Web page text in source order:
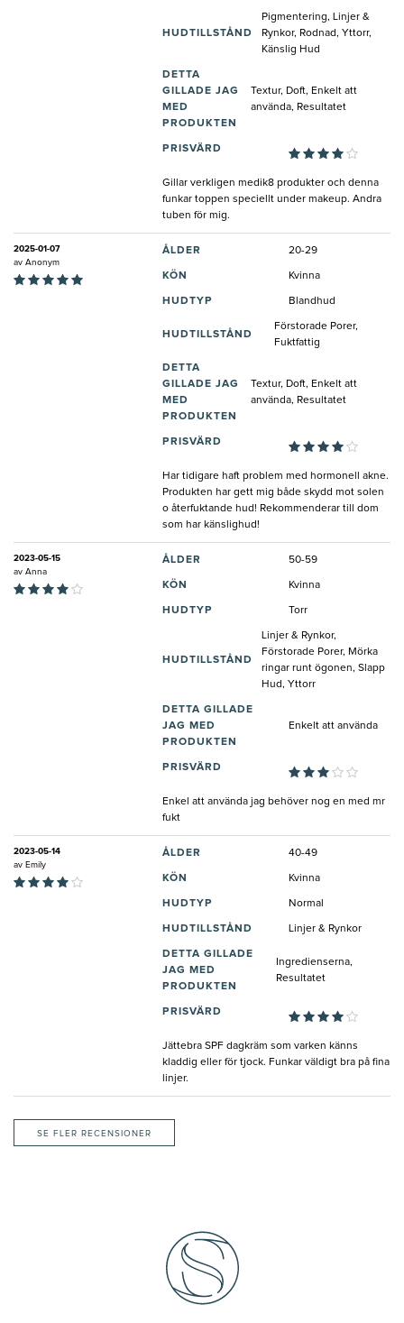
HUDTILLSTÅND
Pigmentering, Linjer &
Rynkor, Rodnad, Yttorr,
Känslig Hud
DETTA
GILLADE JAG
MED
PRODUKTEN
Textur, Doft, Enkelt att
använda, Resultatet
PRISVÄRD
Gillar verkligen medik8 produkter och denna
funkar toppen speciellt under makeup. Andra
tuben för mig.
2025-01-07
av Anonym
ÅLDER 20-29
KÖN Kvinna
HUDTYP Blandhud
HUDTILLSTÅND
Förstorade Porer,
Fuktfattig
DETTA
GILLADE JAG
MED
PRODUKTEN
Textur, Doft, Enkelt att
använda, Resultatet
PRISVÄRD
Har tidigare haft problem med hormonell akne.
Produkten har gett mig både skydd mot solen
o återfuktande hud! Rekommenderar till dom
som har känslighud!
2023-05-15
av Anna
ÅLDER 50-59
KÖN Kvinna
HUDTYP Torr
HUDTILLSTÅND
Linjer & Rynkor,
Förstorade Porer, Mörka
ringar runt ögonen, Slapp
Hud, Yttorr
DETTA GILLADE
JAG MED
PRODUKTEN
Enkelt att använda
PRISVÄRD
Enkel att använda jag behöver nog en med mr
fukt
2023-05-14
av Emily
ÅLDER 40-49
KÖN Kvinna
HUDTYP Normal
HUDTILLSTÅND Linjer & Rynkor
DETTA GILLADE
JAG MED
PRODUKTEN
Ingredienserna,
Resultatet
PRISVÄRD
Jättebra SPF dagkräm som varken känns
kladdig eller för tjock. Funkar väldigt bra på fina
linjer.
SE FLER RECENSIONER